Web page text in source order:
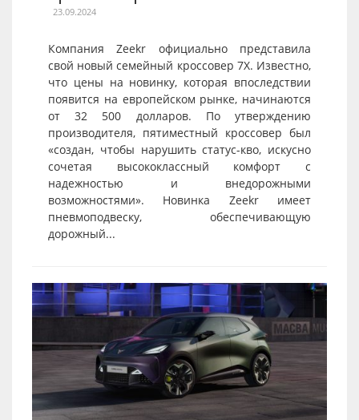
23.09.2024
Компания Zeekr официально представила
свой новый семейный кроссовер 7X. Известно,
что цены на новинку, которая впоследствии
появится на европейском рынке, начинаются
от 32 500 долларов. По утверждению
производителя, пятиместный кроссовер был
«создан, чтобы нарушить статус-кво, искусно
сочетая высококлассный комфорт с
надежностью и внедорожными
возможностями». Новинка Zeekr имеет
пневмоподвеску, обеспечивающую
дорожный...